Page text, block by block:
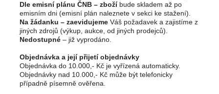
Dle emisní plánu ČNB – zbožíbude skladem až po
emisním dni (emisní plán naleznete v sekci ke stažení).
Na žádanku – zaevidujeme Váš požadavek a zajistíme z
jiných zdrojů (výkup, aukce, od jiných prodejců).
Nedostupné – již vyprodáno.
Objednávka a její přijetí objednávky
Objednávka do 10.000,- Kč je vyřízená automaticky.
Objednávky nad 10.000,- Kč může být telefonicky
případně písemně ověřena.